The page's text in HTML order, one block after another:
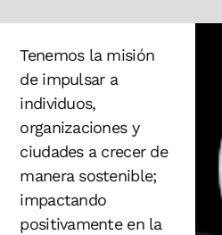
Tenemos la misión
de impulsar a
individuos,
organizaciones y
ciudades a crecer de
manera sostenible;
impactando
positivamente en la